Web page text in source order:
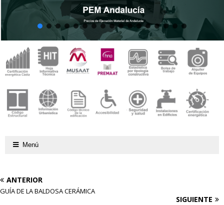
Menú
ANTERIOR
GUÍA DE LA BALDOSA CERÁMICA
SIGUIENTE